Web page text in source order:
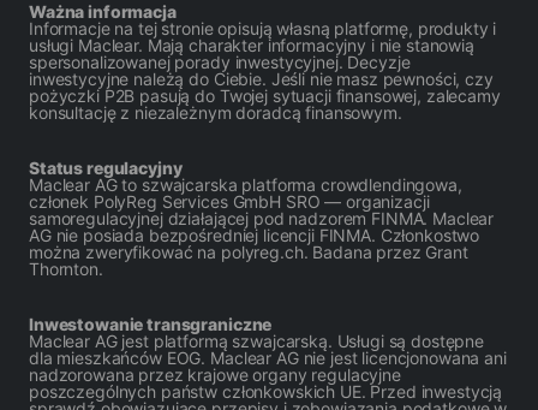
Ważna informacja
Informacje na tej stronie opisują własną platformę, produkty i
usługi Maclear. Mają charakter informacyjny i nie stanowią
spersonalizowanej porady inwestycyjnej. Decyzje
inwestycyjne należą do Ciebie. Jeśli nie masz pewności, czy
pożyczki P2B pasują do Twojej sytuacji finansowej, zalecamy
konsultację z niezależnym doradcą finansowym.
Status regulacyjny
Maclear AG to szwajcarska platforma crowdlendingowa,
członek PolyReg Services GmbH SRO — organizacji
samoregulacyjnej działającej pod nadzorem FINMA. Maclear
AG nie posiada bezpośredniej licencji FINMA. Członkostwo
można zweryfikować na polyreg.ch. Badana przez Grant
Thornton.
Inwestowanie transgraniczne
Maclear AG jest platformą szwajcarską. Usługi są dostępne
dla mieszkańców EOG. Maclear AG nie jest licencjonowana ani
nadzorowana przez krajowe organy regulacyjne
poszczególnych państw członkowskich UE. Przed inwestycją